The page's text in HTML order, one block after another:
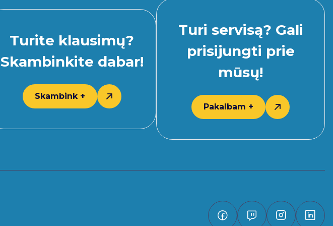
Turite klausimų?
Skambinkite dabar!
Skambink +
Turi servisą? Gali
prisijungti prie
mūsų!
Pakalbam +